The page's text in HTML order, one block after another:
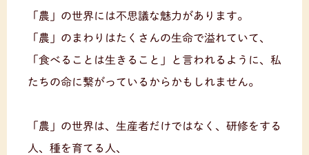
「農」の世界には不思議な魅力があります。
「農」のまわりはたくさんの生命で溢れていて、
「食べることは生きること」と言われるように、私
たちの命に繋がっているからかもしれません。
「農」の世界は、生産者だけではなく、研修をする
人、種を育てる人、